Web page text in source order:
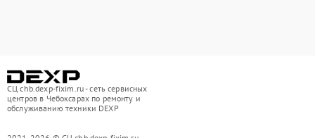
СЦ chb.dexp-fixim.ru - сеть сервисных
центров в Чебоксарах по ремонту и
обслуживанию техники DEXP